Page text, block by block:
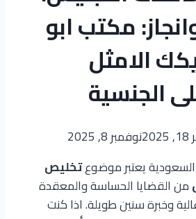
مكتب ابو
الامثل
الجنسية
نوفمبر 8, 2025
السعودية يعتبر موضوعتخليص
من القضايا الحساسة والمعقدة
وخبرة سنين طويلة. اذا كنت